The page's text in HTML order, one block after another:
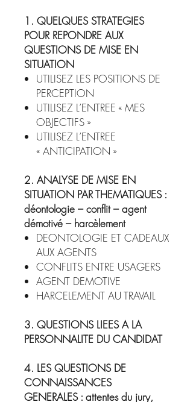
1. QUELQUES STRATEGIES
POUR REPONDRE AUX
QUESTIONS DE MISE EN
SITUATION
UTILISEZ LES POSITIONS DE
PERCEPTION
UTILISEZ L’ENTREE « MES
OBJECTIFS »
UTILISEZ L’ENTREE
« ANTICIPATION »
2. ANALYSE DE MISE EN
SITUATION PAR THEMATIQUES :
déontologie – conflit – agent
démotivé – harcèlement
DEONTOLOGIE ET CADEAUX
AUX AGENTS
CONFLITS ENTRE USAGERS
AGENT DEMOTIVE
HARCELEMENT AU TRAVAIL
3. QUESTIONS LIEES A LA
PERSONNALITE DU CANDIDAT
4. LES QUESTIONS DE
CONNAISSANCES
GENERALES : attentes du jury,